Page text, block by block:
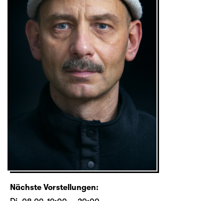
Nächste Vorstellungen: